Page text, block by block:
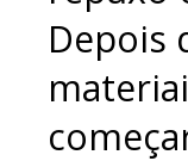
Depois